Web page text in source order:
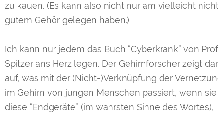
zu kauen. (Es kann also nicht nur am vielleicht nicht
gutem Gehör gelegen haben.)
Ich kann nur jedem das Buch “Cyberkrank” von
Spitzer ans Herz legen. Der Gehirnforscher zeigt
auf, was mit der (Nicht-)Verknüpfung der
im Gehirn von jungen Menschen passiert, wenn sie
diese “Endgeräte” (im wahrsten Sinne des Wortes),